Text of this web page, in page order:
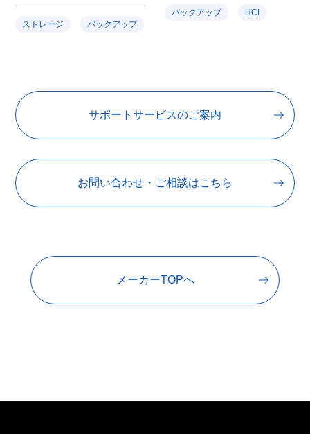
ストレージ バックアップ
バックアップ HCI
サポートサービスのご案内
お問い合わせ・ご相談はこちら
メーカーTOPへ